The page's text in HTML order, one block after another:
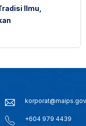
Ilmu,
+604 979 4439